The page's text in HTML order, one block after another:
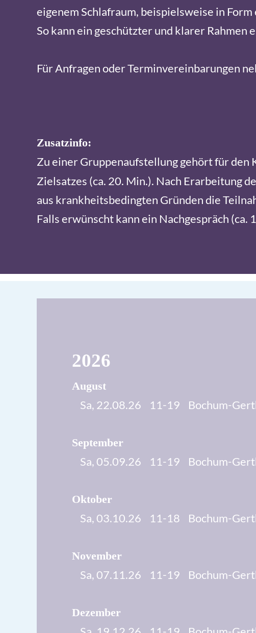
eigenem Schlafraum, beispielsweise in
So kann ein geschützter und klarer
Für Anfragen oder Terminvereinbarungen
Zusatzinfo:
Zu einer Gruppenaufstellung gehört für den
Zielsatzes (ca. 20. Min.). Nach Erarbeitung
aus krankheitsbedingten Gründen die
Falls erwünscht kann ein Nachgespräch (ca.
2026
August
Sa, 22.08.26 11-19 Bochum-
September
Sa, 05.09.26 11-19 Bochum-
Oktober
Sa, 03.10.26 11-18 Bochum-
November
Sa, 07.11.26 11-19 Bochum-
Dezember